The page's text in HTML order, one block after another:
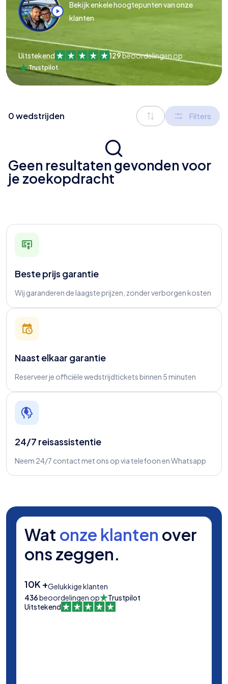
Bekijk enkele hoogtepunten van onze
klanten
Uitstekend 129beoordelingen op
Trustpilot
0wedstrijden Filters
Geen resultaten gevonden voor
je zoekopdracht
Beste prijs garantie
Wij garanderen de laagste prijzen, zonder verborgen kosten
Naast elkaar garantie
Reserveer je officiële wedstrijdtickets binnen 5 minuten
24/7 reisassistentie
Neem 24/7 contact met ons op via telefoon en Whatsapp
Wat onze klanten over
ons zeggen.
10K +Gelukkige klanten
436beoordelingen op
Trustpilot
Uitstekend